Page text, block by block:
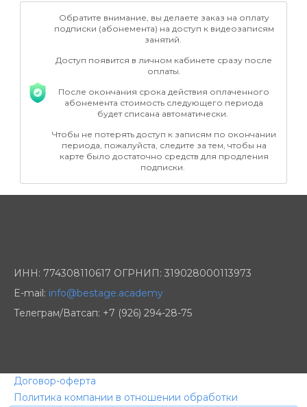
Обратите внимание, вы делаете заказ на оплату
подписки (абонемента) на доступ к видеозаписям
занятий.
Доступ появится в личном кабинете сразу после
оплаты.
После окончания срока действия оплаченного
абонемента стоимость следующего периода
будет списана автоматически.
Чтобы не потерять доступ к записям по окончании
периода, пожалуйста, следите за тем, чтобы на
карте было достаточно средств для продления
подписки.
ИНН: 774308110617 ОГРНИП: 319028000113973
E-mail: info@bestage.academy
Телеграм/Ватсап: +7 (926) 294-28-75
Договор-оферта
Политика компании в отношении обработки